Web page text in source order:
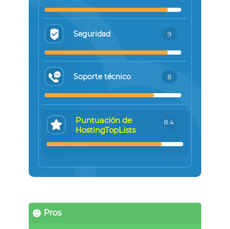
Seguridad 9
Soporte técnico 8
Puntuación de
HostingTopLists
8.4
Pros